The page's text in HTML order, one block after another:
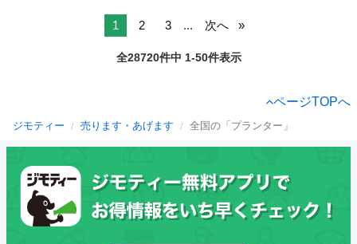
1 2 3 ... 次へ
全28720件中 1-50件表示
ページTOPへ
ジモティー 売ります・あげます 全国の「プランター」